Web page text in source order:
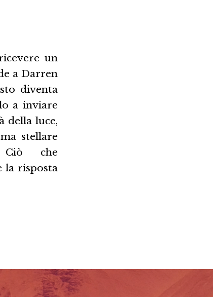
un
a Darren
diventa
a inviare
della luce,
stellare
Ciò che
la risposta